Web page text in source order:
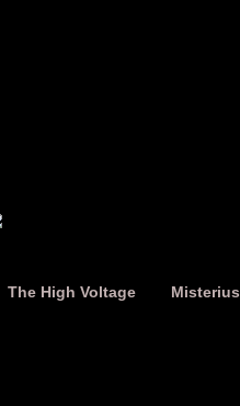
The High Voltage Misterius